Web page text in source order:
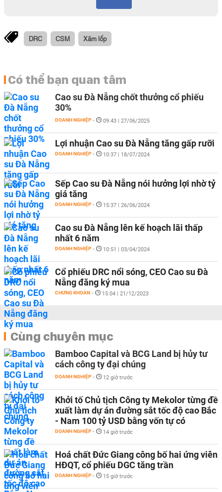
DRC CSM Xăm lốp
Có thể bạn quan tâm
Cao su Đà Nẵng chốt thưởng cổ phiếu
30%
DOANH NGHIỆP - 09:43 | 27/06/2025
Lợi nhuận Cao su Đà Nẵng tăng gấp rưỡi
DOANH NGHIỆP - 10:37 | 18/07/2024
Sếp Cao su Đà Nẵng nói hưởng lợi nhờ tỷ
giá tăng
DOANH NGHIỆP - 15:37 | 26/06/2024
Cao su Đà Nẵng lên kế hoạch lãi thấp
nhất 6 năm
DOANH NGHIỆP - 10:51 | 03/04/2024
Cổ phiếu DRC nổi sóng, CEO Cao su Đà
Nẵng đăng ký mua
CHỨNG KHOÁN - 15:04 | 21/12/2023
Cùng chuyên mục
Bamboo Capital và BCG Land bị hủy tư
cách công ty đại chúng
DOANH NGHIỆP - 12 giờ trước
Khởi tố Chủ tịch Công ty Mekolor từng đề
xuất làm dự án đường sắt tốc độ cao Bắc
- Nam 100 tỷ USD bằng vốn tự có
DOANH NGHIỆP - 14 giờ trước
Hoá chất Đức Giang công bố hai ứng viên
HĐQT, cổ phiếu DGC tăng trần
DOANH NGHIỆP - 15 giờ trước